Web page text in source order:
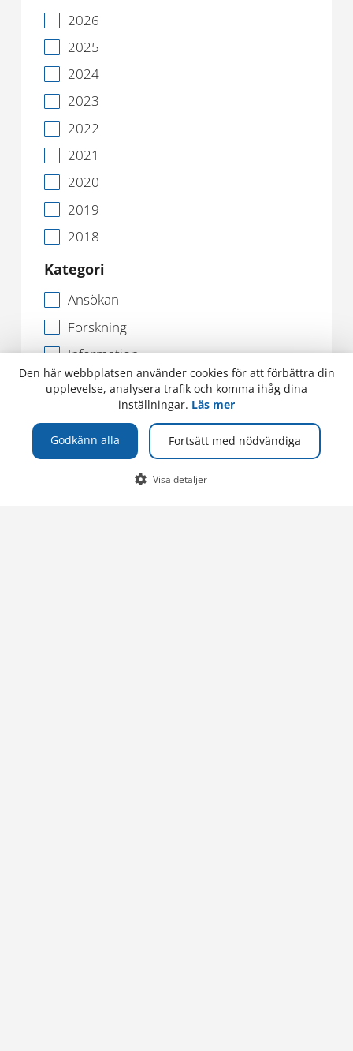
2026
2025
2024
2023
2022
2021
2020
2019
2018
Kategori
Ansökan
Forskning
Information
Ledig tjänst
Samverkan
Studentliv
Utbytesstudier
Den här webbplatsen använder cookies för att förbättra din
upplevelse, analysera trafik och komma ihåg dina
inställningar. Läs mer
Godkänn alla Fortsätt med nödvändiga
Visa detaljer